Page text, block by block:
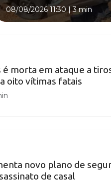
08/08/2026 11:30 |3 min
é morta em ataque a
oito vítimas fatais
novo plano de
de casal